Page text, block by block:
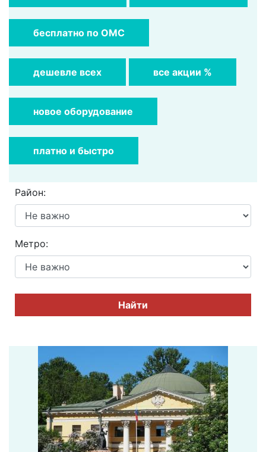
бесплатно по ОМС
дешевле всех все акции %
новое оборудование
платно и быстро
Район:
Метро:
Найти